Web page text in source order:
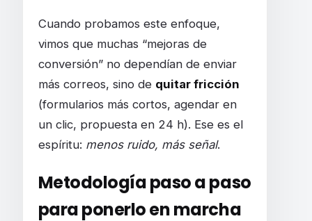
Cuando probamos este enfoque,
vimos que muchas “mejoras de
conversión” no dependían de enviar
más correos, sino de quitar fricción
(formularios más cortos, agendar en
un clic, propuesta en 24 h). Ese es el
espíritu: menos ruido, más señal.
Metodología paso a paso
para ponerlo en marcha